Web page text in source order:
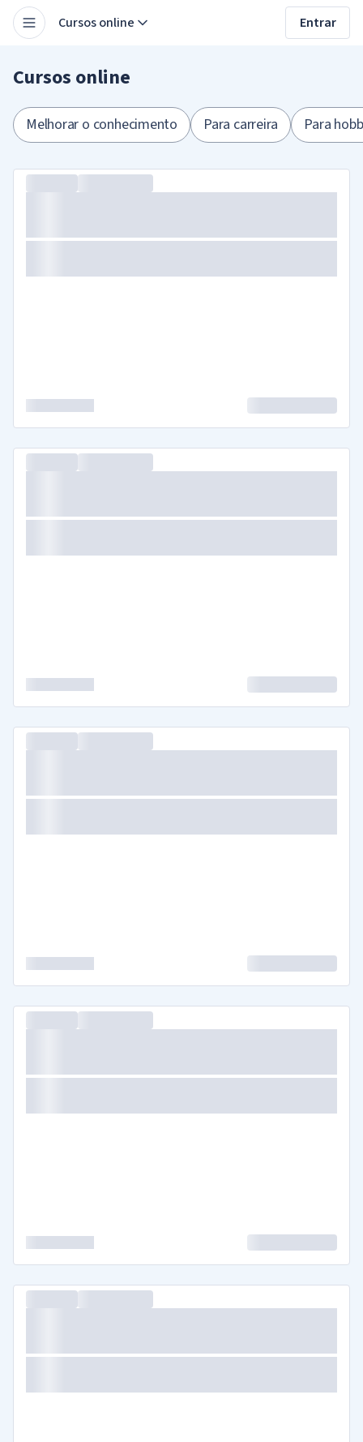
Cursos online Entrar
Cursos online
Melhorar o conhecimento Para carreira Para